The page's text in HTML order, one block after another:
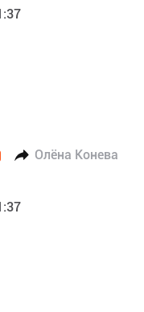
Олёна Конева